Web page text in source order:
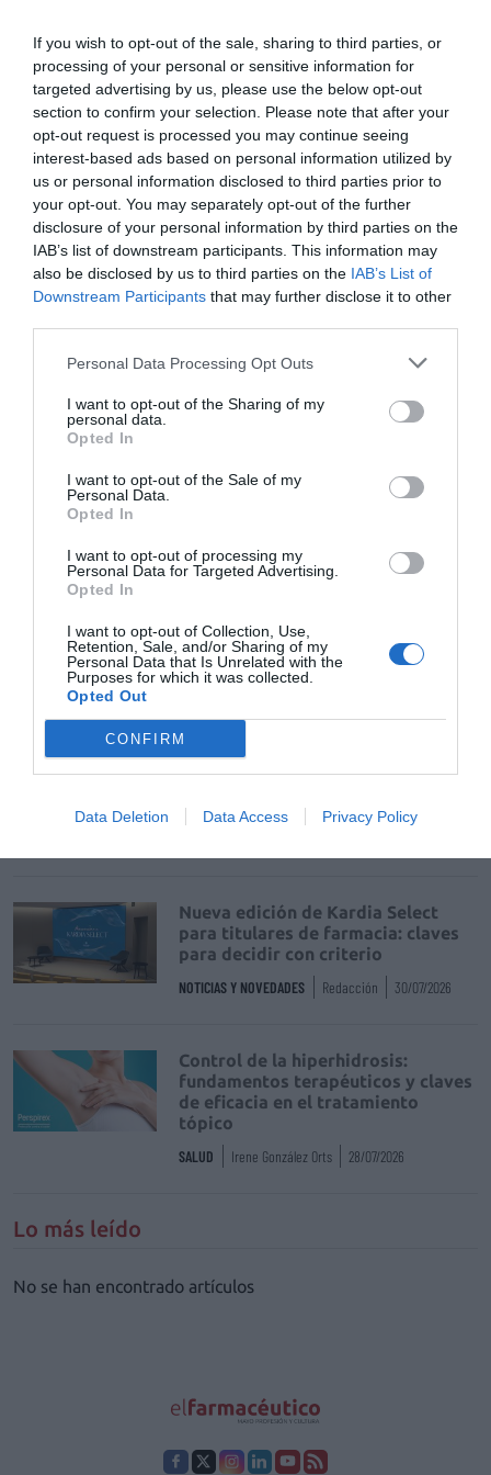
If you wish to opt-out of the sale, sharing to third parties, or
processing of your personal or sensitive information for
targeted advertising by us, please use the below opt-out
section to confirm your selection. Please note that after your
opt-out request is processed you may continue seeing
interest-based ads based on personal information utilized by
us or personal information disclosed to third parties prior to
your opt-out. You may separately opt-out of the further
disclosure of your personal information by third parties on the
IAB’s list of downstream participants. This information may
also be disclosed by us to third parties on the IAB’s List of
Downstream Participants that may further disclose it to other
Personal Data Processing Opt Outs
I want to opt-out of the Sharing of my
personal data.
Opted In
I want to opt-out of the Sale of my
Personal Data.
Opted In
I want to opt-out of processing my
Personal Data for Targeted Advertising.
Opted In
I want to opt-out of Collection, Use,
Retention, Sale, and/or Sharing of my
Personal Data that Is Unrelated with the
Purposes for which it was collected.
Opted Out
CONFIRM
Data Deletion Data Access Privacy Policy
Añadir El Farmacéuticocomo fuente preferida
de Google de forma gratuita
Mantente informado con las últimas noticias de actualidad.
ACTIVAR AHORA
Tags
complementos alimenticios
Destacados
La venta online de medicamentos
de uso humano: seguridad y
DIGITAL Isabel Marín Moral 28/07/2026
Récord de comunicaciones para el
24 Congreso Nacional
Farmacéutico de Oviedo
La farmacia, un apoyo esencial en
Nueva edición de Kardia Select
para titulares de farmacia: claves
para decidir con criterio
NOTICIAS Y NOVEDADES Redacción 30/07/2026
Control de la hiperhidrosis:
fundamentos terapéuticos y claves
de eficacia en el tratamiento
tópico
SALUD Irene González Orts 28/07/2026
Lo más leído
No se han encontrado artículos